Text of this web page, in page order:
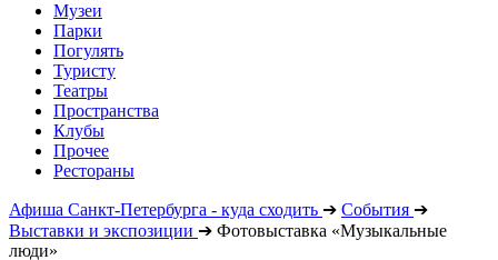
Музеи
Парки
Погулять
Туристу
Театры
Пространства
Клубы
Прочее
Рестораны
Афиша Санкт-Петербурга - куда сходить ➔ События ➔
Выставки и экспозиции ➔ Фотовыставка «Музыкальные
люди»